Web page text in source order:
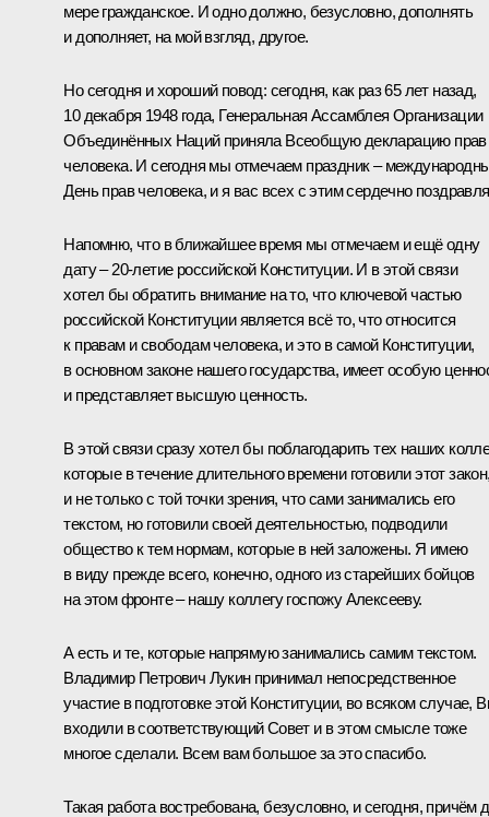
мере гражданское. И одно должно, безусловно, дополнять
и дополняет, на мой взгляд, другое.
Но сегодня и хороший повод: сегодня, как раз 65 лет назад,
10 декабря 1948 года, Генеральная Ассамблея Организации
Объединённых Наций приняла Всеобщую декларацию прав
человека. И сегодня мы отмечаем праздник –
День прав человека, и я вас всех с этим сердечно
Напомню, что в ближайшее время мы отмечаем и ещё одну
дату – 20-летие российской Конституции. И в этой связи
хотел бы обратить внимание на то, что ключевой частью
российской Конституции является всё то, что относится
к правам и свободам человека, и это в самой Конституции,
в основном законе нашего государства, имеет особую
и представляет высшую ценность.
В этой связи сразу хотел бы поблагодарить тех наших
которые в течение длительного времени готовили этот
и не только с той точки зрения, что сами занимались его
текстом, но готовили своей деятельностью, подводили
общество к тем нормам, которые в ней заложены. Я имею
в виду прежде всего, конечно, одного из старейших бойцов
на этом фронте – нашу коллегу госпожу Алексееву.
А есть и те, которые напрямую занимались самим текстом.
Владимир Петрович Лукинпринимал непосредственное
участие в подготовке этой Конституции, во всяком случае,
входили в соответствующий Совет и в этом смысле тоже
многое сделали. Всем вам большое за это спасибо.
Такая работа востребована, безусловно, и сегодня, причём